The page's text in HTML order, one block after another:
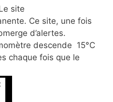
site
Ce site, une fois
d’alertes.
descende 15°C
chaque fois que le